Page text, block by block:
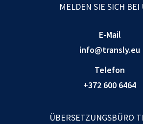
MELDEN SIE SICH BEI
E-Mail
info@transly.eu
Telefon
+372 600 6464
ÜBERSETZUNGSBÜRO